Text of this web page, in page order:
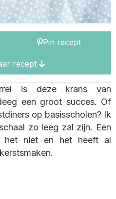
Pin recept
recept
is deze krans van
een groot succes. Of
op basisscholen? Ik
zo leeg zal zijn. Een
het niet en het heeft al